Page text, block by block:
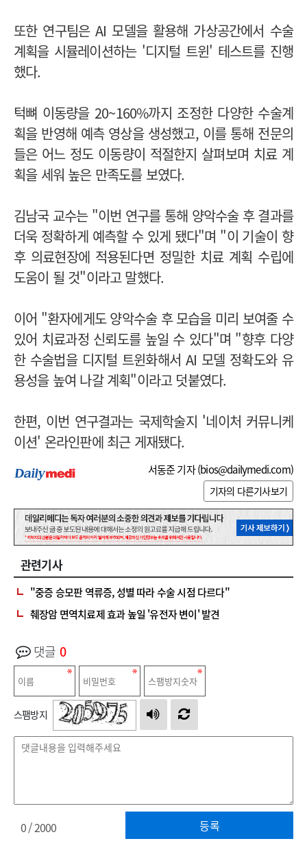
또한 연구팀은 AI 모델을 활용해 가상공간에서 수술
계획을 시뮬레이션하는 '디지털 트윈' 테스트를 진행
했다.
턱뼈 이동량을 20~160%까지 조정한 다양한 수술계
획을 반영해 예측 영상을 생성했고, 이를 통해 전문의
들은 어느 정도 이동량이 적절한지 살펴보며 치료 계
획을 세워 높은 만족도를 보였다.
김남국 교수는 "이번 연구를 통해 양악수술 후 결과를
더욱 정확하게 예측할 수 있게 됐다"며 "이 기술이 향
후 의료현장에 적용된다면 정밀한 치료 계획 수립에
도움이 될 것"이라고 말했다.
이어 "환자에게도 양악수술 후 모습을 미리 보여줄 수
있어 치료과정 신뢰도를 높일 수 있다"며 "향후 다양
한 수술법을 디지털 트윈화해서 AI 모델 정확도와 유
용성을 높여 나갈 계획"이라고 덧붙였다.
한편, 이번 연구결과는 국제학술지 '네이처 커뮤니케
이션' 온라인판에 최근 게재됐다.
서동준 기자 (bios@dailymedi.com)
기자의 다른기사보기
관련기사
"중증 승모판 역류증, 성별 따라 수술 시점 다르다"
췌장암 면역치료제 효과 높일 '유전자 변이' 발견
댓글 0
스팸방지
등록
0/ 2000